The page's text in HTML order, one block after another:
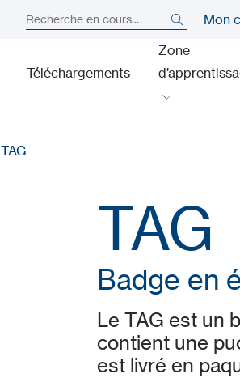
Mon
Téléchargements
Zone
TAG
TAG
Badge en
Le TAG est un
contient une
est livré en